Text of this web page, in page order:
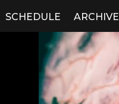
SCHEDULE ARCHIVE